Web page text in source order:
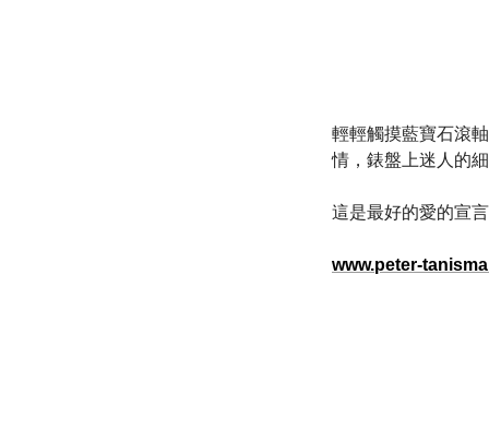
輕輕觸摸藍寶石滾
情，錶盤上迷人的
這是最好的愛的宣
www.peter-